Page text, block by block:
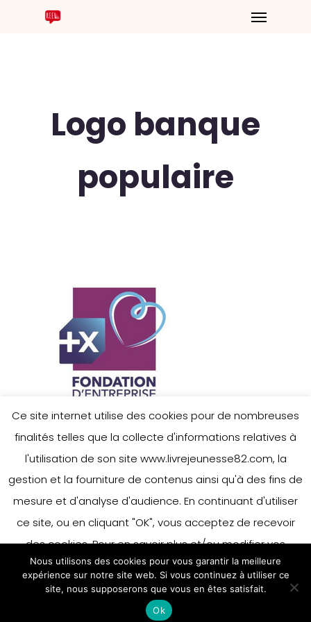
Logo banque
populaire
Ce site internet utilise des cookies pour de nombreuses
finalités telles que la collecte d'informations relatives à
l'utilisation de son site www.livrejeunesse82.com, la
gestion et la fourniture de contenus ainsi qu'à des fins de
mesure et d'analyse d'audience. En continuant d'utiliser
ce site, ou en cliquant "OK", vous acceptez de recevoir
des cookies. Pour en savoir plus et/ou modifier vos
préférences en matière de cookies, merci de vous référer
à notre politique sur les cookies.
Accepter
En savoir plus
Nous utilisons des cookies pour vous garantir la meilleure
expérience sur notre site web. Si vous continuez à utiliser ce
site, nous supposerons que vous en êtes satisfait.
Ok